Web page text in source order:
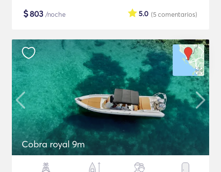
$803 /noche (5comentarios)
5.0
Cobra royal 9m